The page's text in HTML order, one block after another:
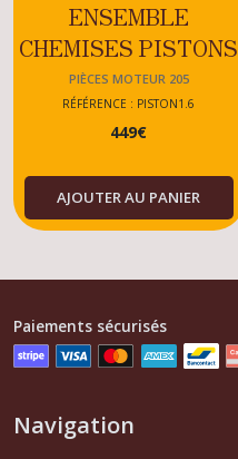
ENSEMBLE
CHEMISES PISTONS
PEUGEOT 205 GTI 1.6
APROTEC-BRETILLE
PIÈCES MOTEUR 205
RÉFÉRENCE : PISTON1.6
449€
AJOUTER AU PANIER
Paiements sécurisés
Navigation